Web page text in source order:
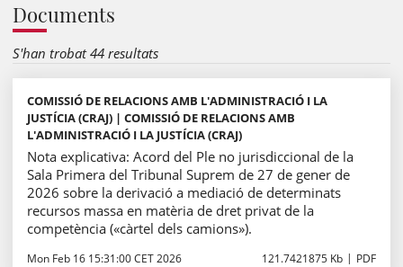
Documents
S'han trobat 44 resultats
COMISSIÓ DE RELACIONS AMB L'ADMINISTRACIÓ I LA
JUSTÍCIA (CRAJ) | COMISSIÓ DE RELACIONS AMB
L'ADMINISTRACIÓ I LA JUSTÍCIA (CRAJ)
Nota explicativa: Acord del Ple no jurisdiccional de la
Sala Primera del Tribunal Suprem de 27 de gener de
2026 sobre la derivació a mediació de determinats
recursos massa en matèria de dret privat de la
competència («càrtel dels camions»).
Mon Feb 16 15:31:00 CET 2026 121.7421875 Kb PDF